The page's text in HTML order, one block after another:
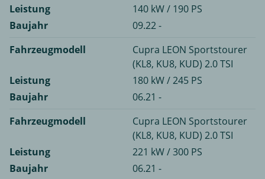
Leistung
140 kW / 190 PS
Baujahr
09.22 -
Fahrzeugmodell
Cupra LEON Sportstourer
(KL8, KU8, KUD) 2.0 TSI
Leistung
180 kW / 245 PS
Baujahr
06.21 -
Fahrzeugmodell
Cupra LEON Sportstourer
(KL8, KU8, KUD) 2.0 TSI
Leistung
221 kW / 300 PS
Baujahr
06.21 -